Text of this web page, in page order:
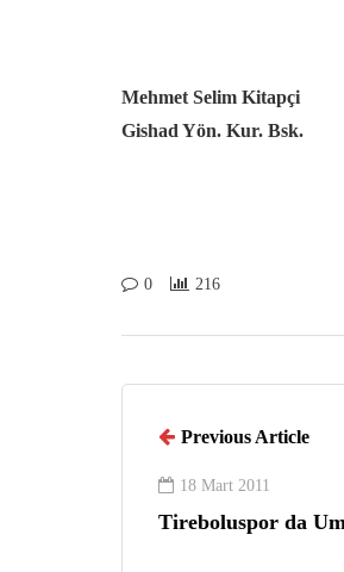
Mehmet Selim Kitapçi
Gishad Yön. Kur. Bsk.
0 216
Previous Article
18 Mart 2011
Tireboluspor da